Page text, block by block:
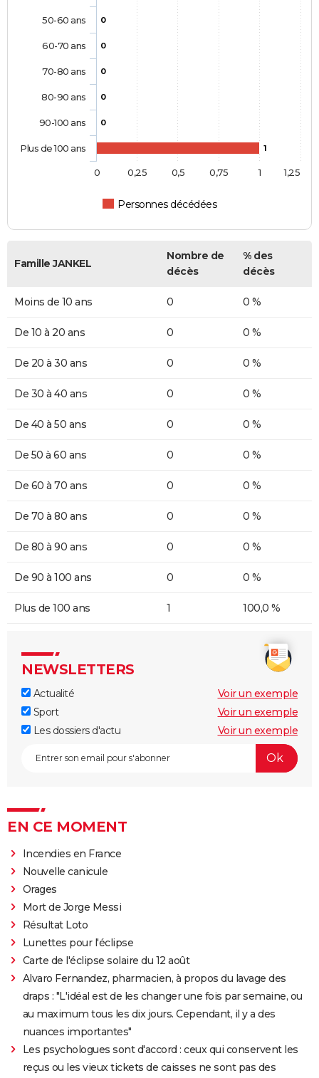
0
0
0
0
0
1
Personnes décédées
50-60 ans
60-70 ans
70-80 ans
80-90 ans
90-100 ans
Plus de 100 ans
0 1
0,25 0,5 0,75 1,25
Famille JANKEL
Nombre de
décès
% des
décès
Moins de 10 ans 0 0 %
De 10 à 20 ans 0 0 %
De 20 à 30 ans 0 0 %
De 30 à 40 ans 0 0 %
De 40 à 50 ans 0 0 %
De 50 à 60 ans 0 0 %
De 60 à 70 ans 0 0 %
De 70 à 80 ans 0 0 %
De 80 à 90 ans 0 0 %
De 90 à 100 ans 0 0 %
Plus de 100 ans 1 100,0 %
NEWSLETTERS
Actualité
Voir un exemple
Sport
Voir un exemple
Les dossiers d'actu
Voir un exemple
EN CE MOMENT
Incendies en France
Nouvelle canicule
Orages
Mort de Jorge Messi
Résultat Loto
Lunettes pour l'éclipse
Carte de l'éclipse solaire du 12 août
Alvaro Fernandez, pharmacien, à propos du lavage des
draps : "L'idéal est de les changer une fois par semaine, ou
au maximum tous les dix jours. Cependant, il y a des
nuances importantes"
Les psychologues sont d'accord : ceux qui conservent les
reçus ou les vieux tickets de caisses ne sont pas des